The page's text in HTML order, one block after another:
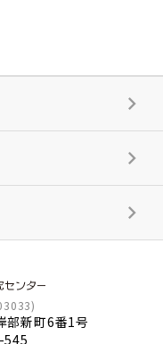
部新町6番1号